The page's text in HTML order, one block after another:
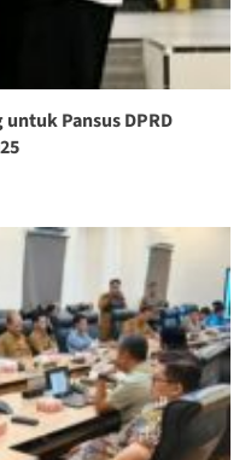
Pansus DPRD